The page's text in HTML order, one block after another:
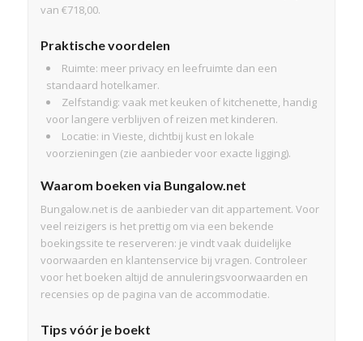
van €718,00.
Praktische voordelen
Ruimte: meer privacy en leefruimte dan een
standaard hotelkamer.
Zelfstandig: vaak met keuken of kitchenette, handig
voor langere verblijven of reizen met kinderen.
Locatie: in Vieste, dichtbij kust en lokale
voorzieningen (zie aanbieder voor exacte ligging).
Waarom boeken via Bungalow.net
Bungalow.net is de aanbieder van dit appartement. Voor
veel reizigers is het prettig om via een bekende
boekingssite te reserveren: je vindt vaak duidelijke
voorwaarden en klantenservice bij vragen. Controleer
voor het boeken altijd de annuleringsvoorwaarden en
recensies op de pagina van de accommodatie.
Tips vóór je boekt